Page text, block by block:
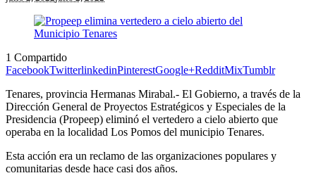
1 Compartido
FacebookTwitterlinkedinPinterestGoogle+RedditMixTumblr
Tenares, provincia Hermanas Mirabal.- El Gobierno, a través de la
Dirección General de Proyectos Estratégicos y Especiales de la
Presidencia (Propeep) eliminó el vertedero a cielo abierto que
operaba en la localidad Los Pomos del municipio Tenares.
Esta acción era un reclamo de las organizaciones populares y
comunitarias desde hace casi dos años.